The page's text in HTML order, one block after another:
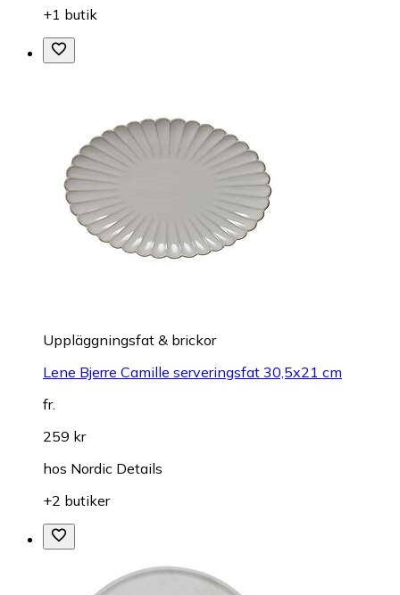
+1 butik
Uppläggningsfat & brickor
Lene Bjerre Camille serveringsfat 30,5x21 cm
fr.
259 kr
hos Nordic Details
+2 butiker